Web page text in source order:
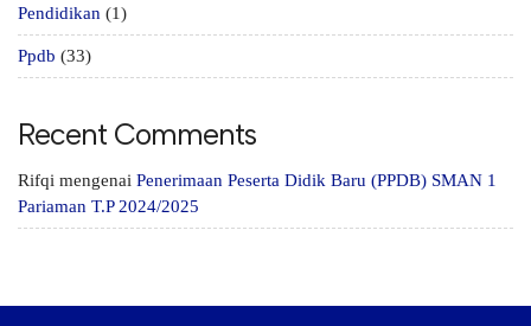
Pendidikan (1)
Ppdb (33)
Recent Comments
Rifqi mengenai Penerimaan Peserta Didik Baru (PPDB) SMAN 1
Pariaman T.P 2024/2025